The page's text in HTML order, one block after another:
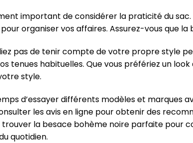
important de considérer la praticité du
organiser vos affaires. Assurez-vous que
pas de tenir compte de votre propre style
tenues habituelles. Que vous préfériez un
style.
d’essayer différents modèles et marques
les avis en ligne pour obtenir des
la besace bohème noire parfaite pour
quotidien.